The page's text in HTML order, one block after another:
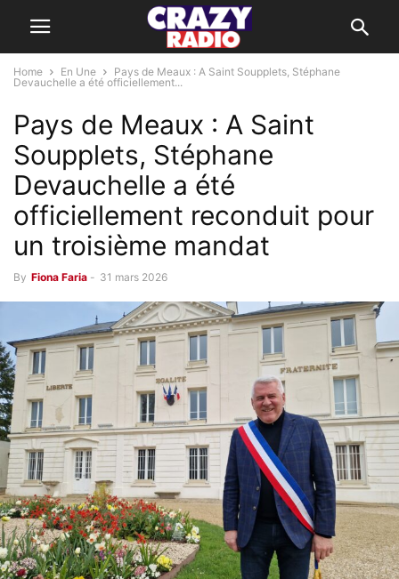
Home En Une
Pays de Meaux : A Saint Soupplets, Stéphane
Devauchelle a été officiellement...
Pays de Meaux : A Saint
Soupplets, Stéphane
Devauchelle a été
officiellement reconduit pour
un troisième mandat
By Fiona Faria - 31 mars 2026